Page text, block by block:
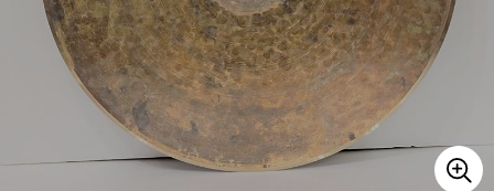
アンプ エフェクター
DTM